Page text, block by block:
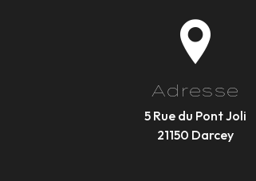
Adresse
5 Rue du Pont Joli
21150 Darcey